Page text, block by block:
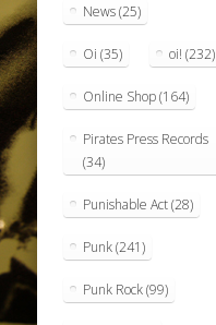
News(25)
Oi (35) oi! (232)
Online Shop(164)
Pirates Press Records
(34)
Punishable Act(28)
Punk(241)
Punk Rock(99)